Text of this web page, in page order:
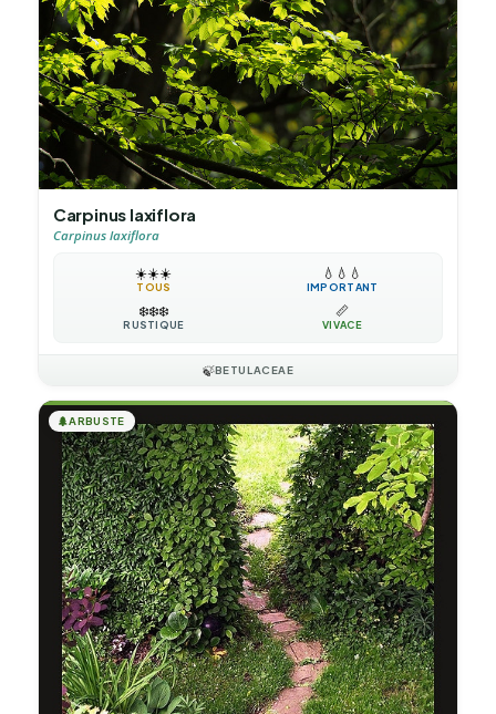
Carpinus laxiflora
Carpinus laxiflora
☀️☀️☀️
TOUS
💧 💧 💧
IMPORTANT
❄️❄️❄️
RUSTIQUE
📏
VIVACE
🍃BETULACEAE
🌲ARBUSTE